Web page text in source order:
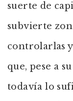
suerte de
subvierte
controlarlas
que, pese a
todavía lo